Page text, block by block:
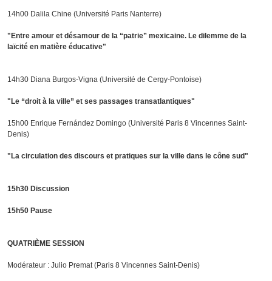
14h00 Dalila Chine (Université Paris Nanterre)
"Entre amour et désamour de la “patrie” mexicaine. Le dilemme de la
laïcité en matière éducative"
14h30 Diana Burgos-Vigna (Université de Cergy-Pontoise)
"Le “droit à la ville” et ses passages transatlantiques"
15h00 Enrique Fernández Domingo (Université Paris 8 Vincennes Saint-
Denis)
"La circulation des discours et pratiques sur la ville dans le cône sud"
15h30 Discussion
15h50 Pause
QUATRIÈME SESSION
Modérateur : Julio Premat (Paris 8 Vincennes Saint-Denis)